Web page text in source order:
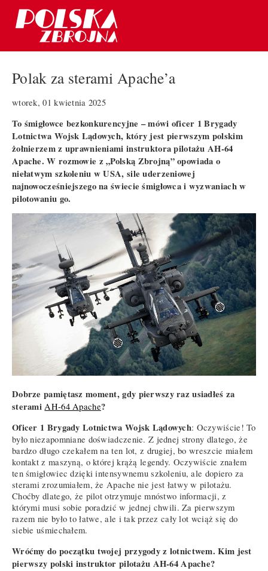
Polak za sterami Apache’a
wtorek, 01 kwietnia 2025
To śmigłowce bezkonkurencyjne – mówi oficer 1 Brygady
Lotnictwa Wojsk Lądowych, który jest pierwszym polskim
żołnierzem z uprawnieniami instruktora pilotażu AH-64
Apache. W rozmowie z „Polską Zbrojną” opowiada o
niełatwym szkoleniu w USA, sile uderzeniowej
najnowocześniejszego na świecie śmigłowca i wyzwaniach w
pilotowaniu go.
Dobrze pamiętasz moment, gdy pierwszy raz usiadłeś za
steramiAH-64 Apache?
Oficer 1 Brygady Lotnictwa Wojsk Lądowych: Oczywiście! To
było niezapomniane doświadczenie. Z jednej strony dlatego, że
bardzo długo czekałem na ten lot, z drugiej, bo wreszcie miałem
kontakt z maszyną, o której krążą legendy. Oczywiście znałem
ten śmigłowiec dzięki intensywnemu szkoleniu, ale dopiero za
sterami zrozumiałem, że Apache nie jest łatwy w pilotażu.
Choćby dlatego, że pilot otrzymuje mnóstwo informacji, z
którymi musi sobie poradzić w jednej chwili. Za pierwszym
razem nie było to łatwe, ale i tak przez cały lot wciąż się do
siebie uśmiechałem.
Wróćmy do początku twojej przygody z lotnictwem. Kim jest
pierwszy polski instruktor pilotażu AH-64 Apache?